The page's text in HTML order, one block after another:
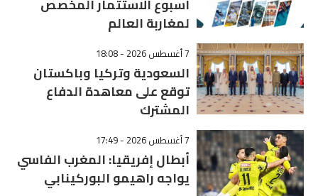
لمغاربة العالم
7 أغسطس 2026 - 18:08
السعودية وتركيا وباكستان
توقع على معاهدة الدفاع
المشترك
7 أغسطس 2026 - 17:49
أبطال إفريقيا: المغرب الفاسي
يواجه راهيمو البوركينابي